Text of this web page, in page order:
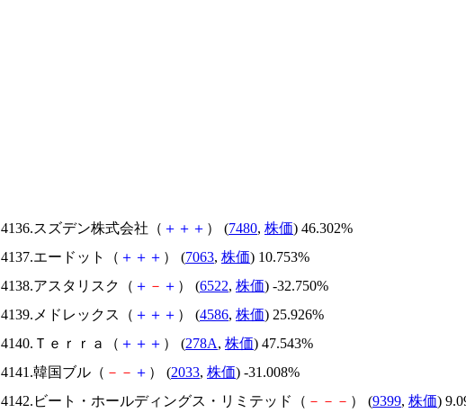
4136.スズデン株式会社（ ＋ ＋ ＋ ） (7480, 株価) 46.302%
4137.エードット（ ＋ ＋ ＋ ） (7063, 株価) 10.753%
4138.アスタリスク（ ＋ － ＋ ） (6522, 株価) -32.750%
4139.メドレックス（ ＋ ＋ ＋ ） (4586, 株価) 25.926%
4140.Ｔｅｒｒａ（ ＋ ＋ ＋ ） (278A, 株価) 47.543%
4141.韓国ブル（ － － ＋ ） (2033, 株価) -31.008%
4142.ビート・ホールディングス・リミテッド（ － － － ） (9399, 株価)